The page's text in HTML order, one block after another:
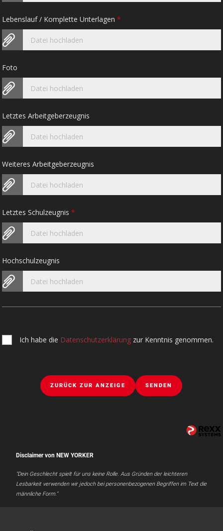
Lebenslauf / Komplette Unterlagen*
Datei hochladen
Foto
Datei hochladen
Letztes Arbeitgeberzeugnis
Datei hochladen
Weiteres Arbeitgeberzeugnis
Datei hochladen
Letztes Schulzeugnis*
Datei hochladen
Hochschulzeugnis
Datei hochladen
Ich habe die Datenschutzerklärung zur Kenntnis genommen.
ZURÜCK ZUR ANZEIGE SENDEN
Disclaimer von NEW YORKER
"Dein Geschlecht spielt für uns keine Rolle. Aus Gründen der leichteren
Lesbarkeit verwenden wir jedoch bei personenbezogenen Begriffen im Text die
männliche Form."